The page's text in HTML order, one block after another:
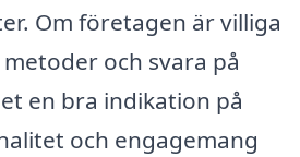
Om företagen är villiga
och svara på
en bra indikation på
och engagemang